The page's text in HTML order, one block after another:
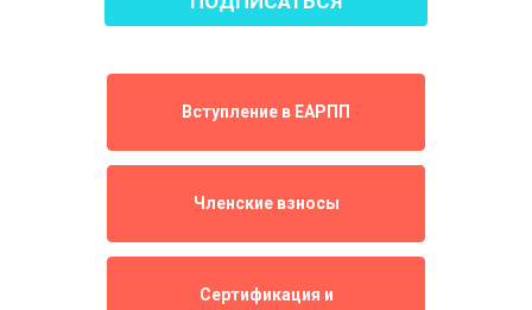
Вступление в ЕАРПП
Членские взносы
Сертификация и